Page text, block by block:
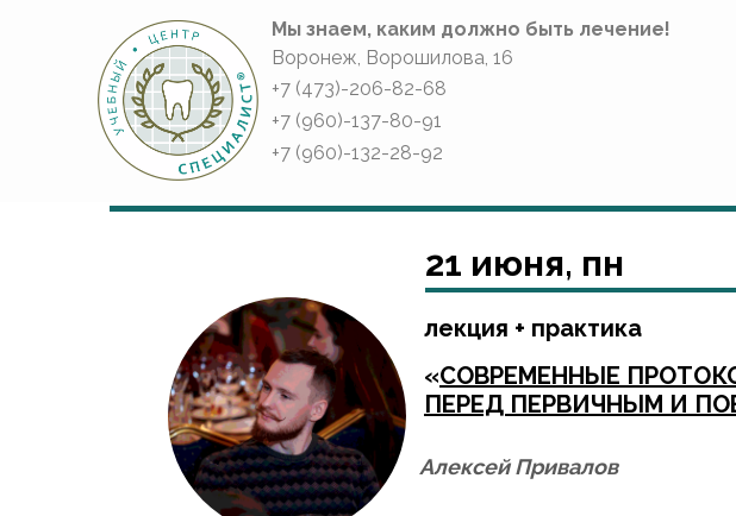
Мы знаем, каким должно быть лечение!
Воронеж, Ворошилова, 16
+7 (473)-206-82-68
+7 (960)-137-80-91
+7 (960)-132-28-92
«СОВРЕМЕННЫЕ
ПЕРЕД ПЕРВИЧНЫМ И
Алексей Привалов
21 июня, пн
лекция + практика